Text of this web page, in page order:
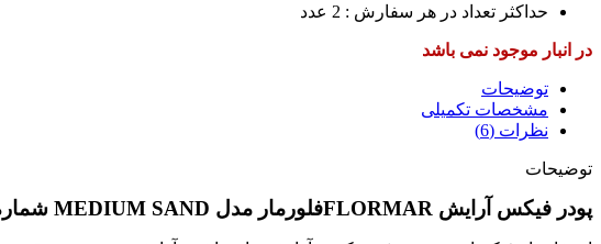
حداکثر تعداد در هر سفارش : 2 عدد
در انبار موجود نمی باشد
توضیحات
مشخصات تکمیلی
نظرات (6)
توضیحات
پودر فیکس آرایش FLORMARفلورمار مدل MEDIUM SAND شماره003